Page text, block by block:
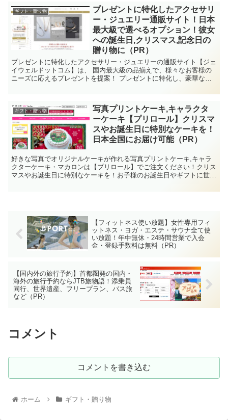
ギフト・贈り物
プレゼントに特化したアクセサリ
ー・ジュエリー通販サイト！日本
最大級で選べるオプション！彼女
への誕生日,クリスマス,記念日の
贈り物に（PR）
プレゼントに特化したアクセサリー・ジュエリーの通販サイト【ジェ
イウェルドットコム】は、 国内最大級の品揃えで、様々なお客様の
ニーズに応えるプレゼントを提案！ プレゼントに特化し、豪華なラ
ギフト・贈り物
写真プリントケーキ,キャラクタ
ーケーキ【プリロール】クリスマ
スやお誕生日に特別なケーキを！
日本全国にお届け可能（PR）
好きな写真でオリジナルケーキが作れる写真プリントケーキ,キャラ
クターケーキ・マカロンは【プリロール】でご注文ください！クリス
マスやお誕生日に特別なケーキを！お子様のお誕生日やギフトに世界
【フィットネス使い放題】女性専用フィ
ットネス・ヨガ・エステ・サウナ全て使
い放題！年中無休・24時間営業で入会
金・登録手数料は無料（PR）
【国内外の旅行予約】首都圏発の国内・
海外の旅行予約ならJTB旅物語！添乗員
同行、世界遺産、フリープラン、バス旅
など（PR）
コメント
コメントを書き込む
ホーム ギフト・贈り物